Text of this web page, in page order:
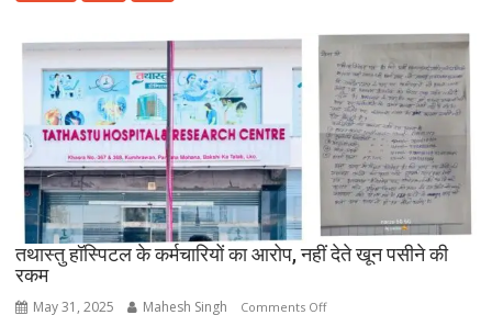
करने
से
पहले
हो
जाए
सावधान,
फूड
प्वाइजनिंग
की
शिकायत
तथास्तु हॉस्पिटल के कर्मचारियों का आरोप, नहीं देते खून पसीने की
रकम
May 31, 2025 Mahesh Singh Comments Offon